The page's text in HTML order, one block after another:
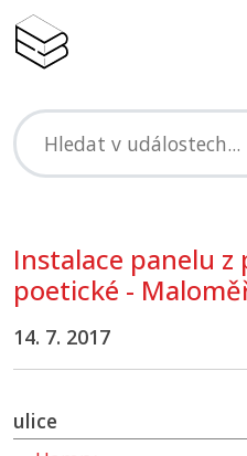
Instalace panelu
poetické -
14. 7. 2017
ulice